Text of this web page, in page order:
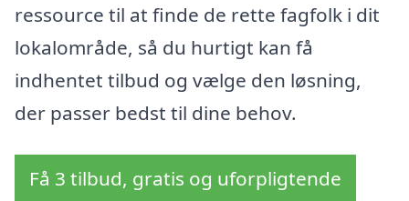
ressource til at finde de rette fagfolk i dit
lokalområde, så du hurtigt kan få
indhentet tilbud og vælge den løsning,
der passer bedst til dine behov.
Få 3 tilbud, gratis og uforpligtende